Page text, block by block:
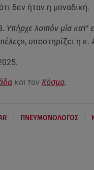
δεν ήταν η μοναδική.
Υπήρχε λοιπόν μία
, υποστηρίζει η κ.
και τον Κόσμο.
ΠΝΕΥΜΟΝΟΛΟΓΟΣ